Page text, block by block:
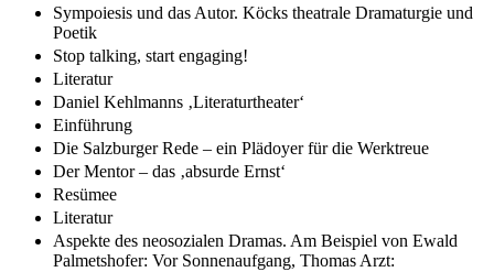
Sympoiesis und das Autor. Köcks theatrale Dramaturgie und
Poetik
Stop talking, start engaging!
Literatur
Daniel Kehlmanns ‚Literaturtheater‘
Einführung
Die Salzburger Rede – ein Plädoyer für die Werktreue
Der Mentor – das ‚absurde Ernst‘
Resümee
Literatur
Aspekte des neosozialen Dramas. Am Beispiel von Ewald
Palmetshofer: Vor Sonnenaufgang, Thomas Arzt: